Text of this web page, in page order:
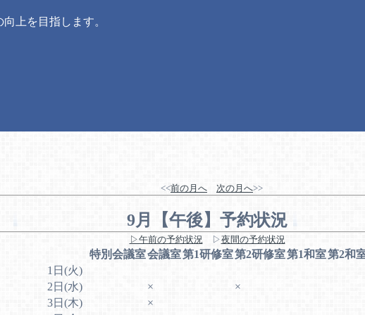
上を目指します。
<<前の月へ 次の月へ>>
9月【午後】予約状況
▷午前の予約状況▷夜間の予約状況
特別会議室会議室第1研修室第2研修室第1和室第2和
1日(火)
2日(水)
×
×
3日(木)
×